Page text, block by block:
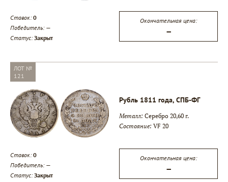
Ставок:0
Победитель: —
Статус:Закрыт
Окончательная цена:
—
ЛОТ №
121
Рубль 1811 года, СПБ-ФГ
Металл: Серебро 20,60 г.
Состояние: VF 20
Ставок:0
Победитель: —
Статус:Закрыт
Окончательная цена:
—